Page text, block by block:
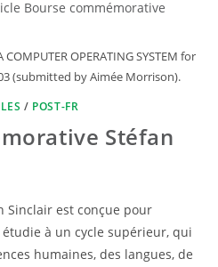
OPERATING SYSTEM for
(submitted by Aimée Morrison).
/ POST-FR
Stéfan
Sinclair est conçue pour
à un cycle supérieur, qui
humaines, des langues, de